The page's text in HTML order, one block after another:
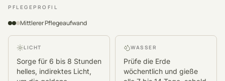
PFLEGEPROFIL
Mittlerer Pflegeaufwand
LICHT
Sorge für 6 bis 8 Stunden
helles, indirektes Licht,
WASSER
Prüfe die Erde
wöchentlich und gieße